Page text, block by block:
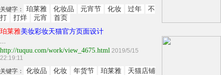
关键字：
珀莱雅 化妆品 元宵节 化妆 过年
不
打
打烊 元宵
首页
珀莱雅美妆彩妆天猫官方页面设计
...
http://tuquu.com/work/view_4675.html 2019/5/15
22:19:11
关键字：
化妆品 化妆 年货节 珀莱雅
天猫店铺